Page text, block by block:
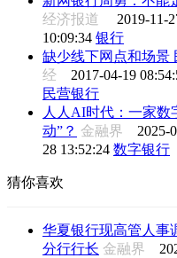
经济报道 2019-11-
10:09:34 银行
缺少线下网点和场景
经 2017-04-19
民营银行
人人AI时代：一家数
动”？ 金融界 2025-
28 13:52:24 数字银行
猜你喜欢
华夏银行现高管人事
分行行长 金融界